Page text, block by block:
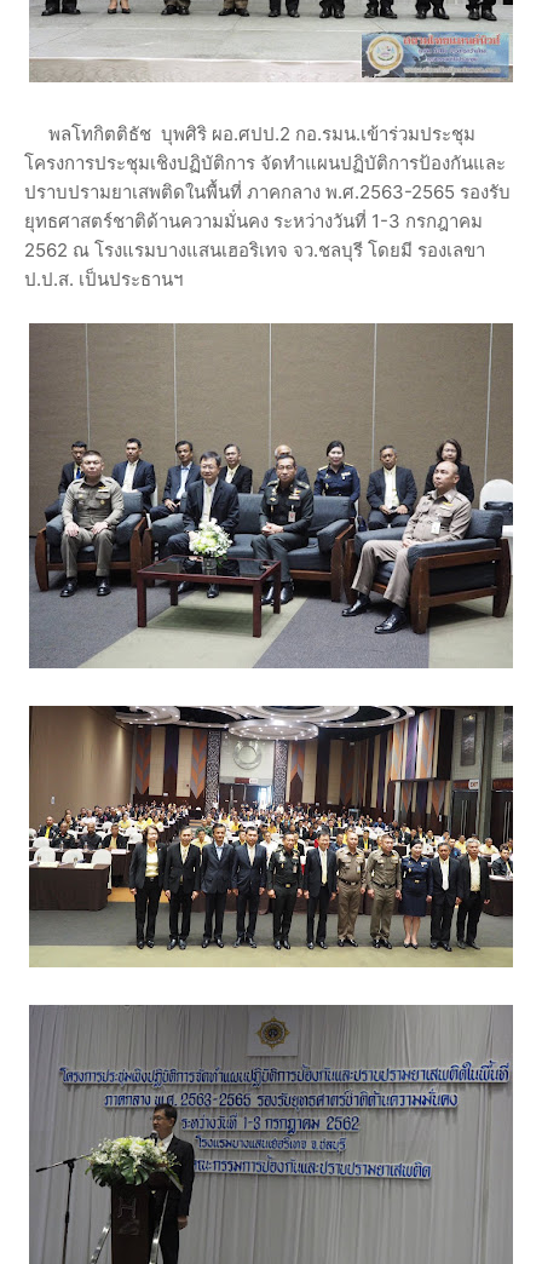
พลโทกิตติธัช บุพศิริ ผอ.ศปป.2 กอ.รมน.เข้าร่วมประชุม
โครงการประชุมเชิงปฏิบัติการ จัดทำแผนปฏิบัติการป้องกันและ
ปราบปรามยาเสพติดในพื้นที่ ภาคกลาง พ.ศ.2563-2565 รองรับ
ยุทธศาสตร์ชาติด้านความมั่นคง ระหว่างวันที่ 1-3 กรกฎาคม
2562 ณ โรงแรมบางแสนเฮอริเทจ จว.ชลบุรี โดยมี รองเลขา
ป.ป.ส. เป็นประธานฯ